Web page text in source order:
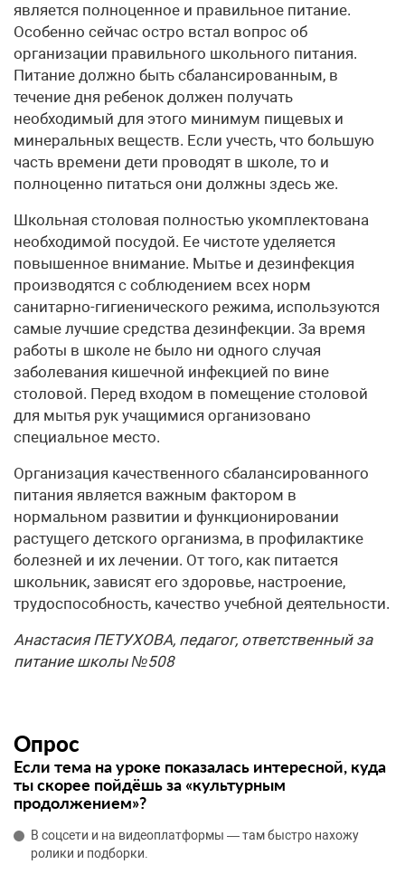
является полноценное и правильное питание.
Особенно сейчас остро встал вопрос об
организации правильного школьного питания.
Питание должно быть сбалансированным, в
течение дня ребенок должен получать
необходимый для этого минимум пищевых и
минеральных веществ. Если учесть, что большую
часть времени дети проводят в школе, то и
полноценно питаться они должны здесь же.
Школьная столовая полностью укомплектована
необходимой посудой. Ее чистоте уделяется
повышенное внимание. Мытье и дезинфекция
производятся с соблюдением всех норм
санитарно-гигиенического режима, используются
самые лучшие средства дезинфекции. За время
работы в школе не было ни одного случая
заболевания кишечной инфекцией по вине
столовой. Перед входом в помещение столовой
для мытья рук учащимися организовано
специальное место.
Организация качественного сбалансированного
питания является важным фактором в
нормальном развитии и функционировании
растущего детского организма, в профилактике
болезней и их лечении. От того, как питается
школьник, зависят его здоровье, настроение,
трудоспособность, качество учебной деятельности.
Анастасия ПЕТУХОВА, педагог, ответственный за
питание школы №508
Опрос
Если тема на уроке показалась интересной, куда
ты скорее пойдёшь за «культурным
продолжением»?
В соцсети и на видеоплатформы — там быстро нахожу
ролики и подборки.